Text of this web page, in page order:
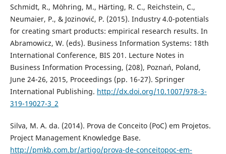
Schmidt, R., Möhring, M., Härting, R. C., Reichstein, C.,
Neumaier, P., & Jozinović, P. (2015). Industry 4.0-potentials
for creating smart products: empirical research results. In
Abramowicz, W. (eds). Business Information Systems: 18th
International Conference, BIS 201. Lecture Notes in
Business Information Processing, (208), Poznań, Poland,
June 24-26, 2015, Proceedings (pp. 16-27). Springer
International Publishing. http://dx.doi.org/10.1007/978-3-
319-19027-3_2
Silva, M. A. da. (2014). Prova de Conceito (PoC) em Projetos.
Project Management Knowledge Base.
http://pmkb.com.br/artigo/prova-de-conceitopoc-em-